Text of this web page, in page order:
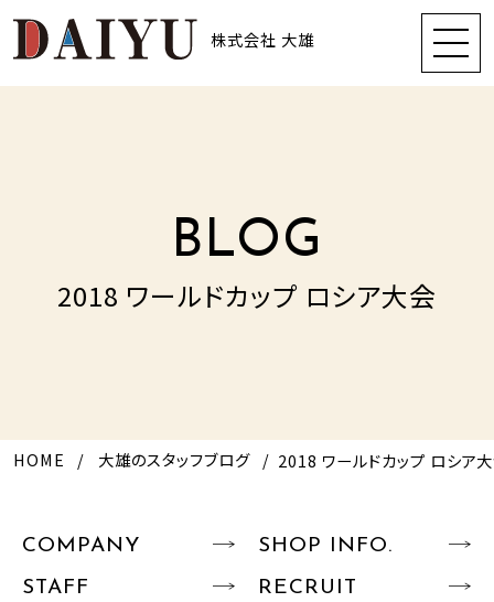
株式会社 大雄
BLOG
2018 ワールドカップ ロシア大会
HOME 大雄のスタッフブログ 2018 ワールドカップ ロシア
COMPANY
SHOP INFO.
STAFF
RECRUIT